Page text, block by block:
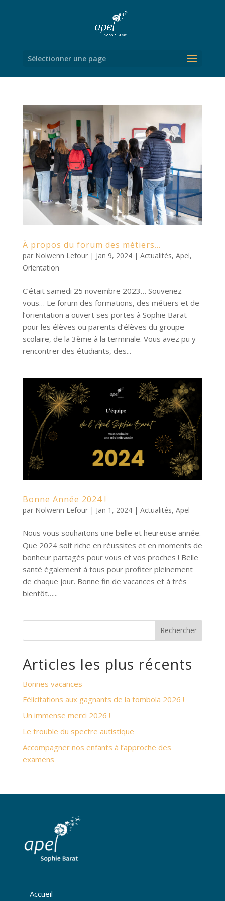
Sélectionner une page
À propos du forum des métiers…
par Nolwenn Lefour| Jan 9, 2024| Actualités, Apel,
Orientation
C’était samedi 25 novembre 2023… Souvenez-
vous… Le forum des formations, des métiers et de
l’orientation a ouvert ses portes à Sophie Barat
pour les élèves ou parents d’élèves du groupe
scolaire, de la 3ème à la terminale. Vous avez pu y
rencontrer des étudiants, des...
Bonne Année 2024 !
par Nolwenn Lefour| Jan 1, 2024| Actualités, Apel
Nous vous souhaitons une belle et heureuse année.
Que 2024 soit riche en réussites et en moments de
bonheur partagés pour vous et vos proches ! Belle
santé également à tous pour profiter pleinement
de chaque jour. Bonne fin de vacances et à très
bientôt…...
Rechercher
Articles les plus récents
Bonnes vacances
Félicitations aux gagnants de la tombola 2026 !
Un immense merci 2026 !
Le trouble du spectre autistique
Accompagner nos enfants à l’approche des
examens
Accueil